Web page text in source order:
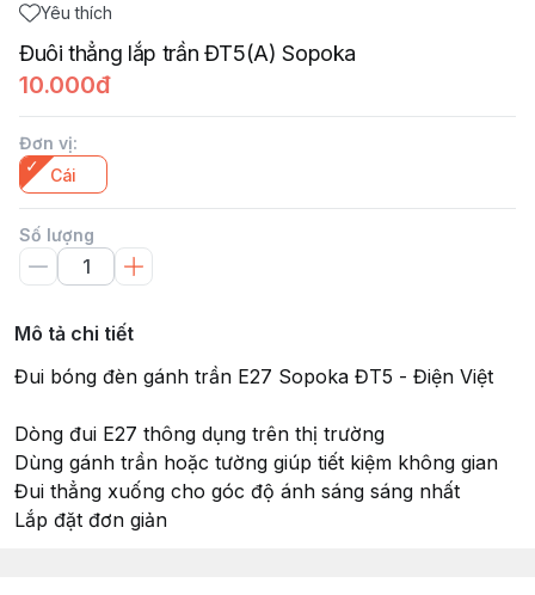
Yêu thích
Đuôi thẳng lắp trần ĐT5(A) Sopoka
10.000đ
Đơn vị:
Cái
Số lượng
Mô tả chi tiết
Đui bóng đèn gánh trần E27 Sopoka ĐT5 - Điện Việt
Dòng đui E27 thông dụng trên thị trường
Dùng gánh trần hoặc tường giúp tiết kiệm không gian
Đui thẳng xuống cho góc độ ánh sáng sáng nhất
Lắp đặt đơn giản